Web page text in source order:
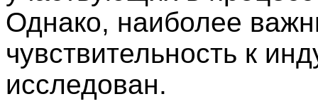
Однако, наиболее
чувствительность к
исследован.